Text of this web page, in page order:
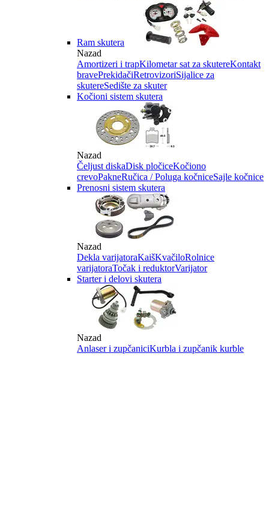
Ram skutera
Nazad
Amortizeri i trapKilometar sat za skutereKontakt
bravePrekidačiRetrovizoriSijalice za
skutereSedište za skuter
Kočioni sistem skutera
Nazad
Čeljust diskaDisk pločiceKočiono
crevoPakneRučica / Poluga kočniceSajle kočnice
Prenosni sistem skutera
Nazad
Dekla varijatoraKaišKvačiloRolnice
varijatoraTočak i reduktorVarijator
Starter i delovi skutera
Nazad
Anlaser i zupčaniciKurbla i zupčanik kurble